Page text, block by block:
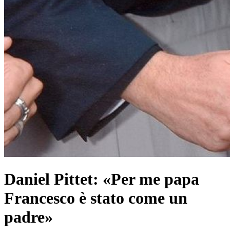
Daniel Pittet: «Per me papa
Francesco è stato come un
padre»